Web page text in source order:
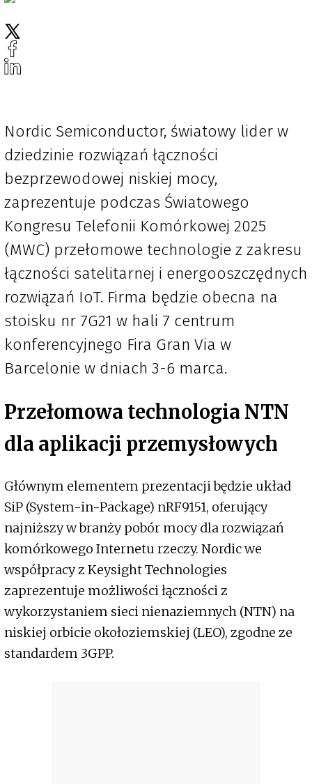
Nordic Semiconductor, światowy lider w
dziedzinie rozwiązań łączności
bezprzewodowej niskiej mocy,
zaprezentuje podczas Światowego
Kongresu Telefonii Komórkowej 2025
(MWC) przełomowe technologie z zakresu
łączności satelitarnej i energooszczędnych
rozwiązań IoT. Firma będzie obecna na
stoisku nr 7G21 w hali 7 centrum
konferencyjnego Fira Gran Via w
Barcelonie w dniach 3-6 marca.
Przełomowa technologia NTN
dla aplikacji przemysłowych
Głównym elementem prezentacji będzie układ
SiP (System-in-Package) nRF9151, oferujący
najniższy w branży pobór mocy dla rozwiązań
komórkowego Internetu rzeczy. Nordic we
współpracy z Keysight Technologies
zaprezentuje możliwości łączności z
wykorzystaniem sieci nienaziemnych (NTN) na
niskiej orbicie okołoziemskiej (LEO), zgodne ze
standardem 3GPP.